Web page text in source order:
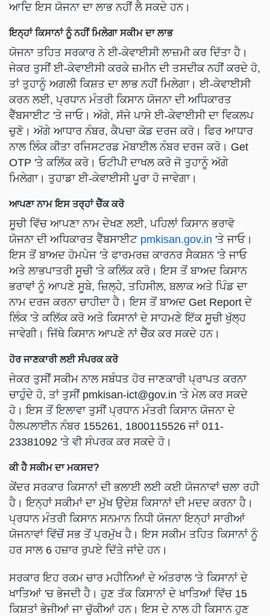
ਆਦਿ ਇਸ ਯੋਜਨਾ ਦਾ ਲਾਭ ਨਹੀਂ ਲੈ ਸਕਦੇ ਹਨ।
ਇਨ੍ਹਾਂ ਕਿਸਾਨਾਂ ਨੂੰ ਨਹੀਂ ਮਿਲੇਗਾ ਸਕੀਮ ਦਾ ਲਾਭ
ਯੋਜਨਾ ਤਹਿਤ ਸਰਕਾਰ ਨੇ ਈ-ਕੇਵਾਈਸੀ ਲਾਜ਼ਮੀ ਕਰ ਦਿੱਤਾ ਹੈ।
ਜੇਕਰ ਤੁਸੀਂ ਈ-ਕੇਵਾਈਸੀ ਕਰਕੇ ਜ਼ਮੀਨ ਦੀ ਤਸਦੀਕ ਨਹੀਂ ਕਰਦੇ ਹੋ,
ਤਾਂ ਤੁਹਾਨੂੰ ਅਗਲੀ ਕਿਸ਼ਤ ਦਾ ਲਾਭ ਨਹੀਂ ਮਿਲੇਗਾ। ਈ-ਕੇਵਾਈਸੀ
ਕਰਨ ਲਈ, ਪ੍ਰਧਾਨ ਮੰਤਰੀ ਕਿਸਾਨ ਯੋਜਨਾ ਦੀ ਅਧਿਕਾਰਤ
ਵੈੱਬਸਾਈਟ 'ਤੇ ਜਾਓ। ਅੱਗੇ, ਸੱਜੇ ਪਾਸੇ ਈ-ਕੇਵਾਈਸੀ ਦਾ ਵਿਕਲਪ
ਚੁਣੋ। ਅੱਗੇ ਆਧਾਰ ਨੰਬਰ, ਕੈਪਚਾ ਕੋਡ ਦਰਜ ਕਰੋ। ਫਿਰ ਆਧਾਰ
ਨਾਲ ਲਿੰਕ ਕੀਤਾ ਰਜਿਸਟਰਡ ਮੋਬਾਈਲ ਨੰਬਰ ਦਰਜ ਕਰੋ। Get
OTP 'ਤੇ ਕਲਿੱਕ ਕਰੋ। ਓਟੀਪੀ ਦਾਖਲ ਕਰੋ ਜੋ ਤੁਹਾਨੂੰ ਅੱਗੇ
ਮਿਲੇਗਾ। ਤੁਹਾਡਾ ਈ-ਕੇਵਾਈਸੀ ਪੂਰਾ ਹੋ ਜਾਵੇਗਾ।
ਆਪਣਾ ਨਾਮ ਇਸ ਤਰ੍ਹਾਂ ਚੈੱਕ ਕਰੋ
ਸੂਚੀ ਵਿੱਚ ਆਪਣਾ ਨਾਮ ਦੇਖਣ ਲਈ, ਪਹਿਲਾਂ ਕਿਸਾਨ ਭਰਾਵੋ
ਯੋਜਨਾ ਦੀ ਅਧਿਕਾਰਤ ਵੈੱਬਸਾਈਟ pmkisan.gov.in 'ਤੇ ਜਾਓ।
ਇਸ ਤੋਂ ਬਾਅਦ ਹੋਮਪੇਜ 'ਤੇ ਫਾਰਮਰਜ਼ ਕਾਰਨਰ ਸੈਕਸ਼ਨ 'ਤੇ ਜਾਓ
ਅਤੇ ਲਾਭਪਾਤਰੀ ਸੂਚੀ 'ਤੇ ਕਲਿੱਕ ਕਰੋ। ਇਸ ਤੋਂ ਬਾਅਦ ਕਿਸਾਨ
ਭਰਾਵਾਂ ਨੂੰ ਆਪਣੇ ਸੂਬੇ, ਜ਼ਿਲ੍ਹੇ, ਤਹਿਸੀਲ, ਬਲਾਕ ਅਤੇ ਪਿੰਡ ਦਾ
ਨਾਮ ਦਰਜ ਕਰਨਾ ਚਾਹੀਦਾ ਹੈ। ਇਸ ਤੋਂ ਬਾਅਦ Get Report ਦੇ
ਲਿੰਕ 'ਤੇ ਕਲਿੱਕ ਕਰੋ ਅਤੇ ਕਿਸਾਨਾਂ ਦੇ ਸਾਹਮਣੇ ਇੱਕ ਸੂਚੀ ਖੁੱਲ੍ਹ
ਜਾਵੇਗੀ। ਜਿੱਥੇ ਕਿਸਾਨ ਆਪਣੇ ਨਾਂ ਚੈੱਕ ਕਰ ਸਕਦੇ ਹਨ।
ਹੋਰ ਜਾਣਕਾਰੀ ਲਈ ਸੰਪਰਕ ਕਰੋ
ਜੇਕਰ ਤੁਸੀਂ ਸਕੀਮ ਨਾਲ ਸਬੰਧਤ ਹੋਰ ਜਾਣਕਾਰੀ ਪ੍ਰਾਪਤ ਕਰਨਾ
ਚਾਹੁੰਦੇ ਹੋ, ਤਾਂ ਤੁਸੀਂ pmkisan-ict@gov.in 'ਤੇ ਮੇਲ ਕਰ ਸਕਦੇ
ਹੋ। ਇਸ ਤੋਂ ਇਲਾਵਾ ਤੁਸੀਂ ਪ੍ਰਧਾਨ ਮੰਤਰੀ ਕਿਸਾਨ ਯੋਜਨਾ ਦੇ
ਹੈਲਪਲਾਈਨ ਨੰਬਰ 155261, 1800115526 ਜਾਂ 011-
23381092 'ਤੇ ਵੀ ਸੰਪਰਕ ਕਰ ਸਕਦੇ ਹੋ।
ਕੀ ਹੈ ਸਕੀਮ ਦਾ ਮਕਸਦ?
ਕੇਂਦਰ ਸਰਕਾਰ ਕਿਸਾਨਾਂ ਦੀ ਭਲਾਈ ਲਈ ਕਈ ਯੋਜਨਾਵਾਂ ਚਲਾ ਰਹੀ
ਹੈ। ਇਨ੍ਹਾਂ ਸਕੀਮਾਂ ਦਾ ਮੁੱਖ ਉਦੇਸ਼ ਕਿਸਾਨਾਂ ਦੀ ਮਦਦ ਕਰਨਾ ਹੈ।
ਪ੍ਰਧਾਨ ਮੰਤਰੀ ਕਿਸਾਨ ਸਨਮਾਨ ਨਿਧੀ ਯੋਜਨਾ ਇਨ੍ਹਾਂ ਸਾਰੀਆਂ
ਯੋਜਨਾਵਾਂ ਵਿੱਚੋਂ ਸਭ ਤੋਂ ਪ੍ਰਮੁੱਖ ਹੈ। ਇਸ ਸਕੀਮ ਤਹਿਤ ਕਿਸਾਨਾਂ ਨੂੰ
ਹਰ ਸਾਲ 6 ਹਜ਼ਾਰ ਰੁਪਏ ਦਿੱਤੇ ਜਾਂਦੇ ਹਨ।
ਸਰਕਾਰ ਇਹ ਰਕਮ ਚਾਰ ਮਹੀਨਿਆਂ ਦੇ ਅੰਤਰਾਲ 'ਤੇ ਕਿਸਾਨਾਂ ਦੇ
ਖਾਤਿਆਂ 'ਚ ਭੇਜਦੀ ਹੈ। ਹੁਣ ਤੱਕ ਕਿਸਾਨਾਂ ਦੇ ਖਾਤਿਆਂ ਵਿੱਚ 15
ਕਿਸ਼ਤਾਂ ਭੇਜੀਆਂ ਜਾ ਚੁੱਕੀਆਂ ਹਨ। ਇਸ ਦੇ ਨਾਲ ਹੀ ਕਿਸਾਨ ਹੁਣ